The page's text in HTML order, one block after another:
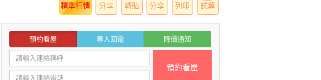
精準行情
分享
轉貼
分享 列印 試算
預約看屋 專人回電 降價通知
預約看屋